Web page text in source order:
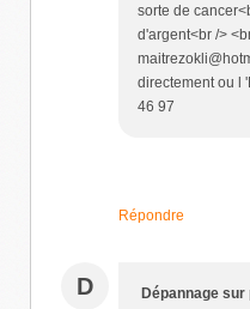
sorte de
d'argent<br />
directement ou l
46 97
Répondre
D Dépannage sur